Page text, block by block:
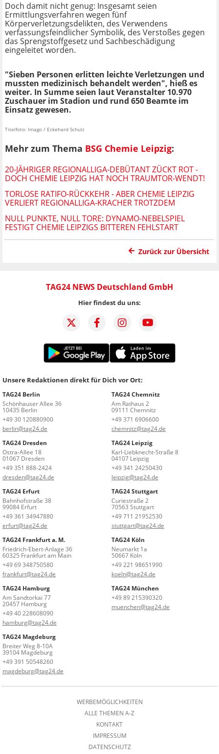
Doch damit nicht genug: Insgesamt seien
Ermittlungsverfahren wegen fünf
Körperverletzungsdelikten, des Verwendens
verfassungsfeindlicher Symbolik, des Verstoßes gegen
das Sprengstoffgesetz und Sachbeschädigung
eingeleitet worden.
"Sieben Personen erlitten leichte Verletzungen und
mussten medizinisch behandelt werden", hieß es
weiter. In Summe seien laut Veranstalter 10.970
Zuschauer im Stadion und rund 650 Beamte im
Einsatz gewesen.
Titelfoto: Imago / Eckehard Schulz
Mehr zum Thema BSG Chemie Leipzig:
20-JÄHRIGER REGIONALLIGA-DEBÜTANT ZÜCKT ROT -
DOCH CHEMIE LEIPZIG HAT NOCH TRAUMTOR-WENDT!
TORLOSE RATIFO-RÜCKKEHR - ABER CHEMIE LEIPZIG
VERLIERT REGIONALLIGA-KRACHER TROTZDEM
NULL PUNKTE, NULL TORE: DYNAMO-NEBELSPIEL
FESTIGT CHEMIE LEIPZIGS BITTEREN FEHLSTART
Zurück zur Übersicht
TAG24 NEWS Deutschland GmbH
Hier findest du uns:
Unsere Redaktionen direkt für Dich vor Ort:
TAG24 Berlin
Schönhauser Allee 36
10435 Berlin
+49 30 120880900
berlin@tag24.de
TAG24 Chemnitz
Am Rathaus 2
09111 Chemnitz
+49 371 6906600
chemnitz@tag24.de
TAG24 Dresden
Ostra-Allee 18
01067 Dresden
+49 351 888-2424
dresden@tag24.de
TAG24 Leipzig
Karl-Liebknecht-Straße 8
04107 Leipzig
+49 341 24250430
leipzig@tag24.de
TAG24 Erfurt
Bahnhofstraße 38
99084 Erfurt
+49 361 34947880
erfurt@tag24.de
TAG24 Stuttgart
Curiestraße 2
70563 Stuttgart
+49 711 21952530
stuttgart@tag24.de
TAG24 Frankfurt a. M.
Friedrich-Ebert-Anlage 36
60325 Frankfurt am Main
+49 69 348750580
frankfurt@tag24.de
TAG24 Köln
Neumarkt 1a
50667 Köln
+49 221 98651990
koeln@tag24.de
TAG24 Hamburg
Am Sandtorkai 77
20457 Hamburg
+49 40 228608090
hamburg@tag24.de
TAG24 München
+49 89 215390320
muenchen@tag24.de
TAG24 Magdeburg
Breiter Weg 8-10A
39104 Magdeburg
+49 391 50548260
magdeburg@tag24.de
WERBEMÖGLICHKEITEN
ALLE THEMEN A-Z
KONTAKT
IMPRESSUM
DATENSCHUTZ